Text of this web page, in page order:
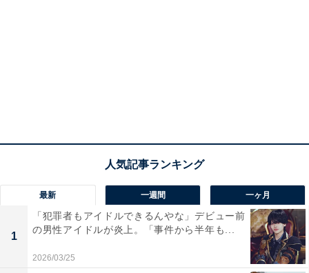
最新 一週間 一ヶ月
1
「犯罪者もアイドルできるんやな」デビュー前
の男性アイドルが炎上。「事件から半年も...
2026/03/25